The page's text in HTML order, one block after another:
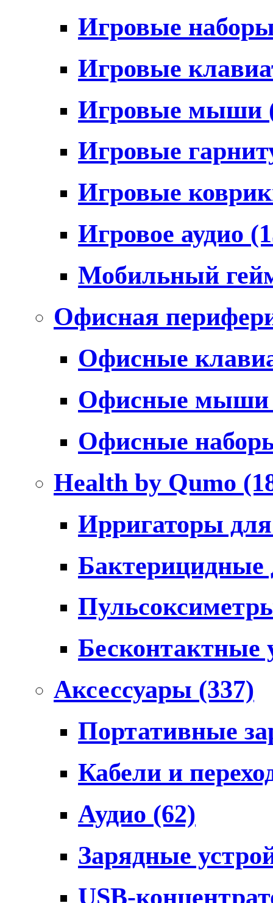
Игровые
Игровые
Игровые мыши
Игровые
Игровые
Игровое аудио
Мобильный
Офисная
Офисные
Офисные
Офисные
Health by Qumo
Ирригаторы
Бесконтактные
Аксессуары (337)
Портативные
Кабели и
Аудио (62)
Зарядные
USB-